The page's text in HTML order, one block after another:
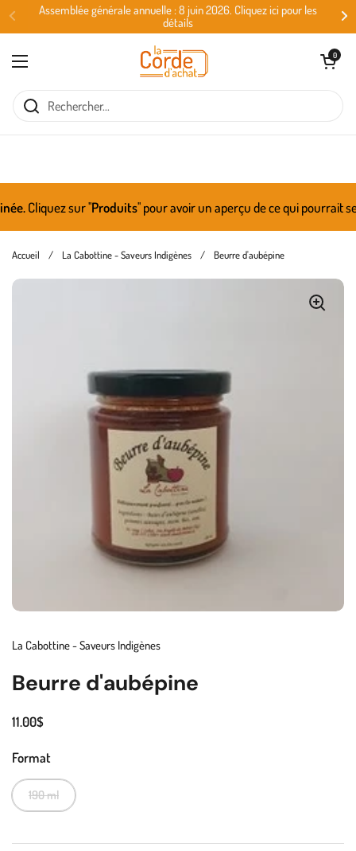
Passer au contenu
Assemblée générale annuelle : 8 juin 2026. Cliquez ici pour les
détails
Ouvrir le menu
Ouvrir le
0
Cliquez sur ''Produits'' pour avoir un aperçu de ce qui pourrait se
Accueil / La Cabottine - Saveurs Indigènes / Beurre d'aubépine
La Cabottine - Saveurs Indigènes
Beurre d'aubépine
11.00$
Format
190 ml